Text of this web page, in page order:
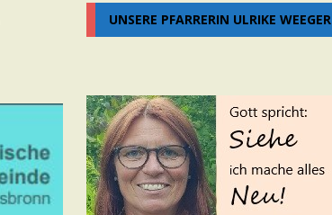
UNSERE PFARRERIN ULRIKE WEEGER